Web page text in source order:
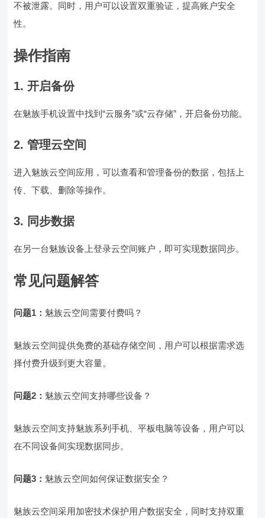
不被泄露。同时，用户可以设置双重验证，提高账户安全
性。
操作指南
1. 开启备份
在魅族手机设置中找到“云服务”或“云存储”，开启备份功能。
2. 管理云空间
进入魅族云空间应用，可以查看和管理备份的数据，包括上
传、下载、删除等操作。
3. 同步数据
在另一台魅族设备上登录云空间账户，即可实现数据同步。
常见问题解答
问题1： 魅族云空间需要付费吗？
魅族云空间提供免费的基础存储空间，用户可以根据需求选
择付费升级到更大容量。
问题2： 魅族云空间支持哪些设备？
魅族云空间支持魅族系列手机、平板电脑等设备，用户可以
在不同设备间实现数据同步。
问题3： 魅族云空间如何保证数据安全？
魅族云空间采用加密技术保护用户数据安全，同时支持双重